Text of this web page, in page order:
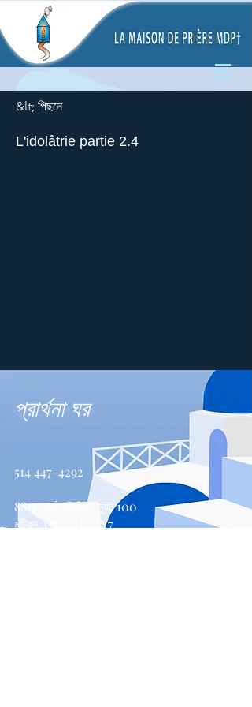
&lt; পিছনে
L'idolâtrie partie 2.4
প্রার্থনা ঘর
514 447-4292
8815 পার্ক এভিনিউ, স্যুট 100
মন্ট্রিল, QC, H2N 1Y7